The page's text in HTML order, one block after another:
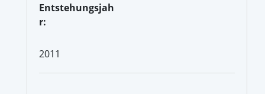
Entstehungsjah
r:
2011